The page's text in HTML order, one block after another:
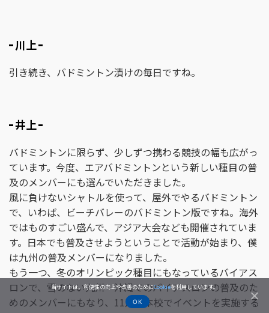
川上
引き続き、バドミントン漬けの毎日ですね。
井上
バドミントンに限らず、少しずつ携わる競技の幅も広がっ
ています。今度、エアバドミントンという新しい種目の普
及のメンバーにも選んでいただきました。
風に負けないシャトルを使って、屋外でやるバドミントン
で、いわば、ビーチバレーのバドミントン版ですね。海外
ではものすごい盛んで、アジア大会なども開催されていま
す。日本でも普及させようということで活動が始まり、僕
は九州の普及メンバーになりました。
もう一つ、冬のオリンピック種目にもなっているバイアス
ロンで、雪のない九州・沖縄でのバイアスロンの普及のた
めのメンバーにもなり、11月に本校でイベントを実施する
当サイトは、利便性の向上や改善のためにCookieを利用しています。
OK